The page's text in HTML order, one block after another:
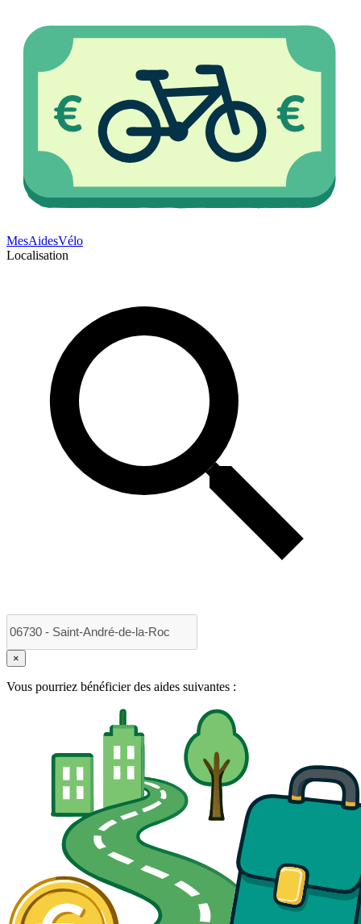
MesAidesVélo
Localisation
×
Vous pourriez bénéficier des aides suivantes :